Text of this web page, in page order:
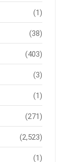
(1)
(38)
(403)
(3)
(1)
(271)
(2,523)
(1)